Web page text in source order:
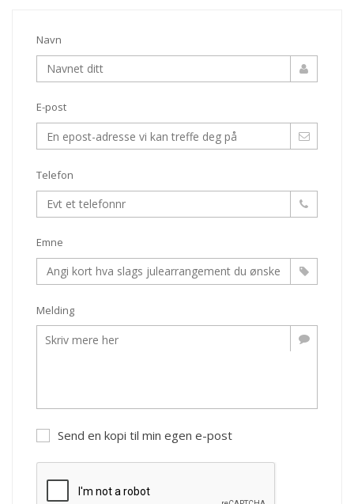
Navn
E-post
Telefon
Emne
Melding
Send en kopi til min egen e-post